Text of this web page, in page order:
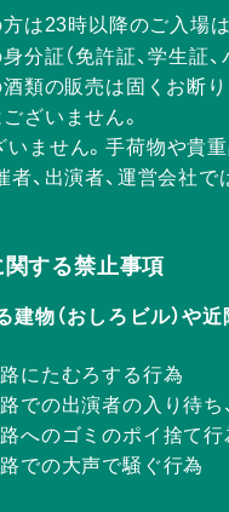
は23時以降のご入場は
分証（免許証、学生証
類の販売は固くお断り
ざいません。
ません。手荷物や貴
者、出演者、運営会社
する禁止事項
物（おしろビル）や
にたむろする行為
での出演者の入り待ち
へのゴミのポイ捨て行
での大声で騒ぐ行為